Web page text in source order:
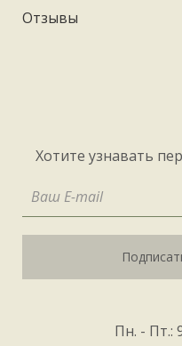
Отзывы
Хотите узнавать
Пн. - Пт.: